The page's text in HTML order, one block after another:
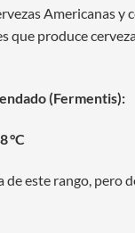
Americanas y
que produce
(Fermentis):
°C
este rango, pero